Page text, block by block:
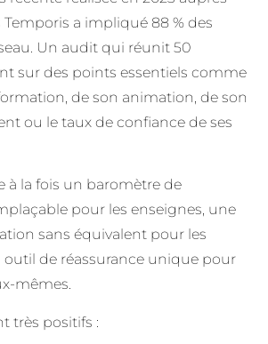
Temporis a impliqué 88 % des
Un audit qui réunit 50
sur des points essentiels comme
de son animation, de son
ou le taux de confiance de ses
à la fois un baromètre de
pour les enseignes, une
sans équivalent pour les
de réassurance unique pour
mêmes.
très positifs :